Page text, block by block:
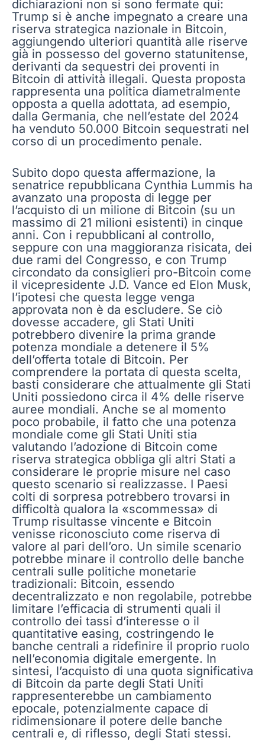
dichiarazioni non si sono fermate qui:
Trump si è anche impegnato a creare una
riserva strategica nazionale in Bitcoin,
aggiungendo ulteriori quantità alle riserve
già in possesso del governo statunitense,
derivanti da sequestri dei proventi in
Bitcoin di attività illegali. Questa proposta
rappresenta una politica diametralmente
opposta a quella adottata, ad esempio,
dalla Germania, che nell’estate del 2024
ha venduto 50.000 Bitcoin sequestrati nel
corso di un procedimento penale.
Subito dopo questa affermazione, la
senatrice repubblicana Cynthia Lummis ha
avanzato una proposta di legge per
l’acquisto di un milione di Bitcoin (su un
massimo di 21 milioni esistenti) in cinque
anni. Con i repubblicani al controllo,
seppure con una maggioranza risicata, dei
due rami del Congresso, e con Trump
circondato da consiglieri pro-Bitcoin come
il vicepresidente J.D. Vance ed Elon Musk,
l’ipotesi che questa legge venga
approvata non è da escludere. Se ciò
dovesse accadere, gli Stati Uniti
potrebbero divenire la prima grande
potenza mondiale a detenere il 5%
dell’offerta totale di Bitcoin. Per
comprendere la portata di questa scelta,
basti considerare che attualmente gli Stati
Uniti possiedono circa il 4% delle riserve
auree mondiali. Anche se al momento
poco probabile, il fatto che una potenza
mondiale come gli Stati Uniti stia
valutando l’adozione di Bitcoin come
riserva strategica obbliga gli altri Stati a
considerare le proprie misure nel caso
questo scenario si realizzasse. I Paesi
colti di sorpresa potrebbero trovarsi in
difficoltà qualora la «scommessa» di
Trump risultasse vincente e Bitcoin
venisse riconosciuto come riserva di
valore al pari dell’oro. Un simile scenario
potrebbe minare il controllo delle banche
centrali sulle politiche monetarie
tradizionali: Bitcoin, essendo
decentralizzato e non regolabile, potrebbe
limitare l’efficacia di strumenti quali il
controllo dei tassi d’interesse o il
quantitative easing, costringendo le
banche centrali a ridefinire il proprio ruolo
nell’economia digitale emergente. In
sintesi, l’acquisto di una quota significativa
di Bitcoin da parte degli Stati Uniti
rappresenterebbe un cambiamento
epocale, potenzialmente capace di
ridimensionare il potere delle banche
centrali e, di riflesso, degli Stati stessi.